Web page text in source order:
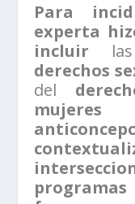
Para
experta
incluir las
derechos
del